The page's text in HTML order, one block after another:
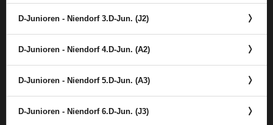
D-Junioren - Niendorf 3.D-Jun. (J2)
D-Junioren - Niendorf 4.D-Jun. (A2)
D-Junioren - Niendorf 5.D-Jun. (A3)
D-Junioren - Niendorf 6.D-Jun. (J3)